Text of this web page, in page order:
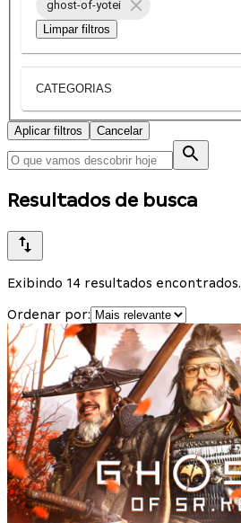
ghost-of-yotei
Limpar filtros
CATEGORIAS
Aplicar filtros Cancelar
Resultados de busca
Exibindo 14 resultados encontrados.
Ordenar por: